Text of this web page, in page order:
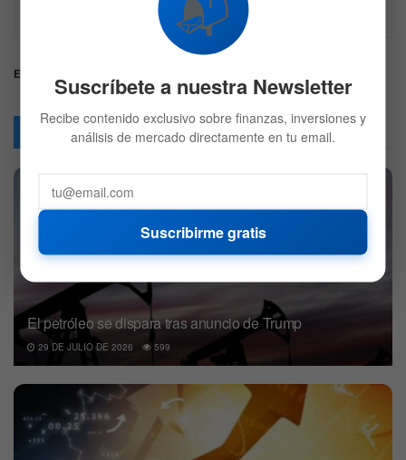
Recuerda hacer siempre tu propia investigación.
Etiquetas:
ArticulosRelacionados
El petróleo se dispara tras anuncio de Trump
29 DE JULIO DE 2026 599
Suscríbete a nuestra Newsletter
Recibe contenido exclusivo sobre finanzas, inversiones y
análisis de mercado directamente en tu email.
Suscribirme gratis